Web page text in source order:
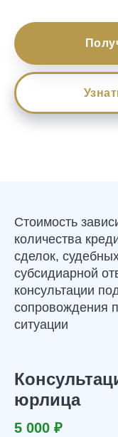
Стоимость
количества
сделок,
субсидиарной
консультации
сопровождения
ситуации
юрлица
5 000 ₽